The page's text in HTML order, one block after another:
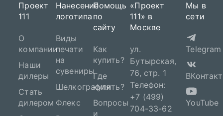
Проект
111
О
компании
Наши
дилеры
Стать
дилером
Нанесение
логотипа
Виды
печати
на
сувениры
Шелкография
Флекс
Помощь
по
сайту
Как
купить?
Где
купить?
Вопросы
и
«Проект
111» в
Москве
ул.
Бутырская,
76, стр. 1
Телефон:
+7 (499)
704-33-62
Мы в
сети
Telegram
YouTube